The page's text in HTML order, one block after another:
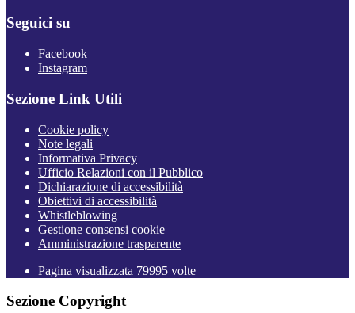
Seguici su
Facebook
Instagram
Sezione Link Utili
Cookie policy
Note legali
Informativa Privacy
Ufficio Relazioni con il Pubblico
Dichiarazione di accessibilità
Obiettivi di accessibilità
Whistleblowing
Gestione consensi cookie
Amministrazione trasparente
Pagina visualizzata 79995 volte
Sezione Copyright